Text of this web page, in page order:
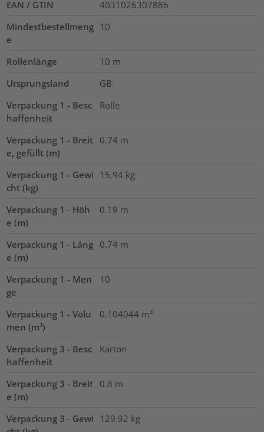
EAN / GTIN
4031026307886
Mindestbestellmeng
e
10
Rollenlänge 10 m
Ursprungsland
GB
Verpackung 1 - Besc
haffenheit
Rolle
Verpackung 1 - Breit
e, gefüllt (m)
0.74 m
Verpackung 1 - Gewi
cht (kg)
15.94 kg
Verpackung 1 - Höh
e (m)
0.19 m
Verpackung 1 - Läng
e (m)
0.74 m
Verpackung 1 - Men
ge
10
Verpackung 1 - Volu
men (m³)
0.104044 m³
Verpackung 3 - Besc
haffenheit
Karton
Verpackung 3 - Breit
e (m)
0.8 m
Verpackung 3 - Gewi 129.92 kg